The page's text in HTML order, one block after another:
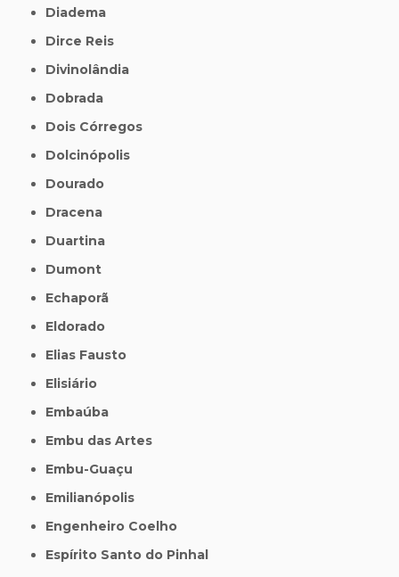
Diadema
Dirce Reis
Divinolândia
Dobrada
Dois Córregos
Dolcinópolis
Dourado
Dracena
Duartina
Dumont
Echaporã
Eldorado
Elias Fausto
Elisiário
Embaúba
Embu das Artes
Embu-Guaçu
Emilianópolis
Engenheiro Coelho
Espírito Santo do Pinhal